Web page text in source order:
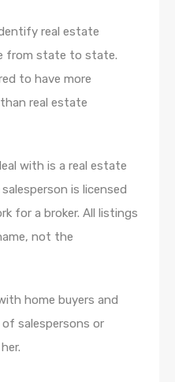
real estate
from state to state.
to have more
real estate
with is a real estate
is licensed
for a broker. All listings
not the
home buyers and
salespersons or